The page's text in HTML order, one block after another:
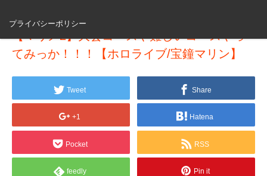
プライバシーポリシー
【マリメ2】大会コースや難しいコースやっ
てみっか！！！【ホロライブ/宝鐘マリン】
Tweet Share
+1 Hatena
Pocket RSS
feedly Pin it